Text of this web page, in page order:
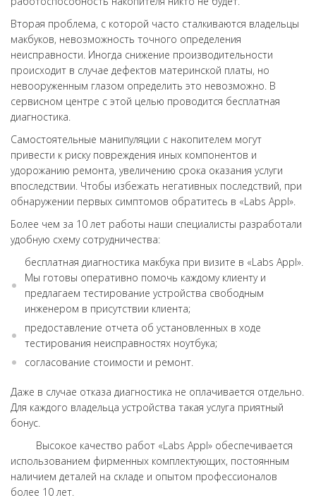
Вторая проблема, с которой часто сталкиваются владельцы
макбуков, невозможность точного определения
неисправности. Иногда снижение производительности
происходит в случае дефектов материнской платы, но
невооруженным глазом определить это невозможно. В
сервисном центре с этой целью проводится бесплатная
диагностика.
Самостоятельные манипуляции с накопителем могут
привести к риску повреждения иных компонентов и
удорожанию ремонта, увеличению срока оказания услуги
впоследствии. Чтобы избежать негативных последствий, при
обнаружении первых симптомов обратитесь в «Labs Appl».
Более чем за 10 лет работы наши специалисты разработали
удобную схему сотрудничества:
бесплатная диагностика макбука при визите в «Labs Appl».
Мы готовы оперативно помочь каждому клиенту и
предлагаем тестирование устройства свободным
инженером в присутствии клиента;
предоставление отчета об установленных в ходе
тестирования неисправностях ноутбука;
согласование стоимости и ремонт.
Даже в случае отказа диагностика не оплачивается отдельно.
Для каждого владельца устройства такая услуга приятный
бонус.
Высокое качество работ «Labs Appl» обеспечивается
использованием фирменных комплектующих, постоянным
наличием деталей на складе и опытом профессионалов
более 10 лет.